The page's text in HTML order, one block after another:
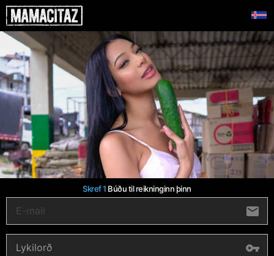
Skref 1 Búðu til reikninginn þinn